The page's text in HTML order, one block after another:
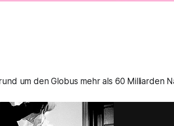
um den Globus mehr als 60 Milliarden